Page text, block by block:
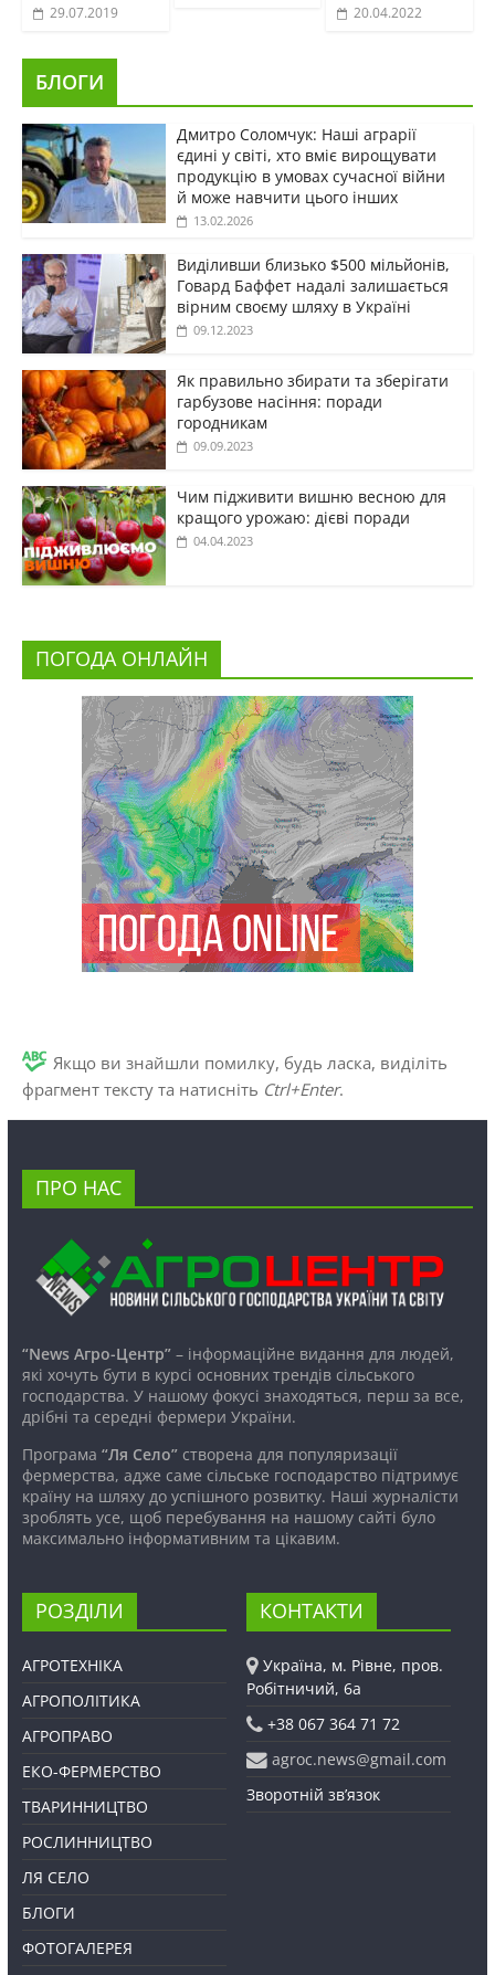
29.07.2019 20.04.2022
БЛОГИ
Дмитро Соломчук: Наші аграрії
єдині у світі, хто вміє вирощувати
продукцію в умовах сучасної війни
й може навчити цього інших
13.02.2026
Виділивши близько $500 мільйонів,
Говард Баффет надалі залишається
вірним своєму шляху в Україні
09.12.2023
Як правильно збирати та зберігати
гарбузове насіння: поради
городникам
09.09.2023
Чим підживити вишню весною для
кращого урожаю: дієві поради
04.04.2023
ПОГОДА ОНЛАЙН
Якщо ви знайшли помилку, будь ласка, виділіть
фрагмент тексту та натисніть Ctrl+Enter.
ПРО НАС
“News Агро-Центр”– інформаційне видання для людей,
які хочуть бути в курсі основних трендів сільського
господарства. У нашому фокусі знаходяться, перш за все,
дрібні та середні фермери України.
Програма “Ля Село”створена для популяризації
фермерства, адже саме сільське господарство підтримує
країну на шляху до успішного розвитку. Наші журналісти
зроблять усе, щоб перебування на нашому сайті було
максимально інформативним та цікавим.
РОЗДІЛИ
АГРОТЕХНІКА
АГРОПОЛІТИКА
АГРОПРАВО
ЕКО-ФЕРМЕРСТВО
ТВАРИННИЦТВО
РОСЛИННИЦТВО
ЛЯ СЕЛО
БЛОГИ
ФОТОГАЛЕРЕЯ
КОНТАКТИ
Україна, м. Рівне, пров.
Робітничий, 6а
+38 067 364 71 72
agroc.news@gmail.com
Зворотній зв’язок